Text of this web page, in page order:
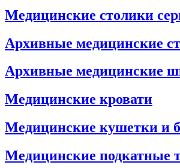
Медицинские столики
Архивные медицинские
Архивные медицинские
Медицинские кровати
Медицинские кушетки и
Медицинские подкатные